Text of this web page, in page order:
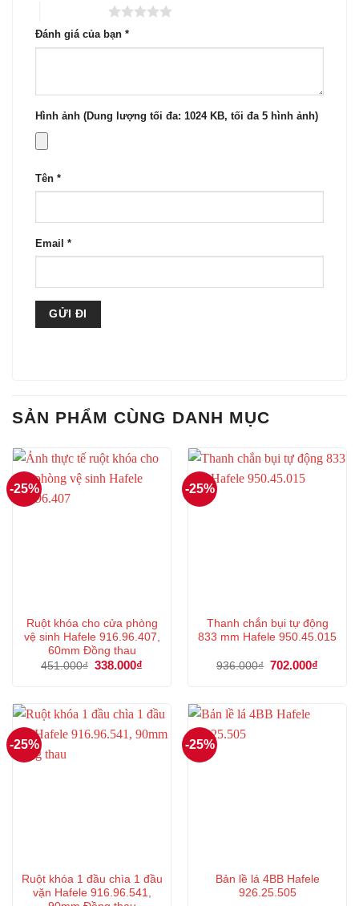
Đánh giá của bạn *
Hình ảnh (Dung lượng tối đa: 1024 KB, tối đa 5 hình ảnh)
Tên *
Email *
SẢN PHẨM CÙNG DANH MỤC
-25%
Ruột khóa cho cửa phòng
vệ sinh Hafele 916.96.407,
60mm Đồng thau
451.000₫ Giá
338.000₫
338.000₫.
-25%
Thanh chắn bụi tự động
833 mm Hafele 950.45.015
936.000₫ Giá
702.000₫
-25%
Ruột khóa 1 đầu chìa 1 đầu
vặn Hafele 916.96.541,
-25%
Bản lề lá 4BB Hafele
926.25.505